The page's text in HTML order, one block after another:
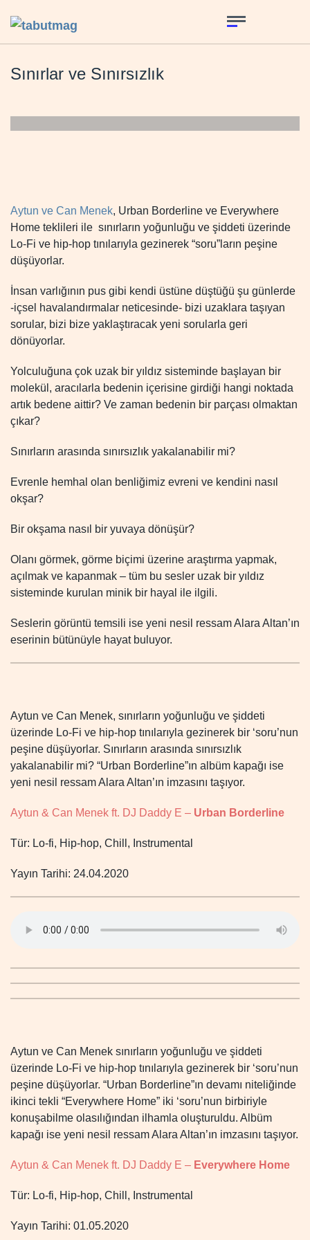
Sınırlar ve Sınırsızlık
Aytun ve Can Menek, Urban Borderline ve Everywhere
Home teklileri ile sınırların yoğunluğu ve şiddeti üzerinde
Lo-Fi ve hip-hop tınılarıyla gezinerek “soru”ların peşine
düşüyorlar.
İnsan varlığının pus gibi kendi üstüne düştüğü şu günlerde
-içsel havalandırmalar neticesinde- bizi uzaklara taşıyan
sorular, bizi bize yaklaştıracak yeni sorularla geri
dönüyorlar.
Yolculuğuna çok uzak bir yıldız sisteminde başlayan bir
molekül, aracılarla bedenin içerisine girdiği hangi noktada
artık bedene aittir? Ve zaman bedenin bir parçası olmaktan
çıkar?
Sınırların arasında sınırsızlık yakalanabilir mi?
Evrenle hemhal olan benliğimiz evreni ve kendini nasıl
okşar?
Bir okşama nasıl bir yuvaya dönüşür?
Olanı görmek, görme biçimi üzerine araştırma yapmak,
açılmak ve kapanmak – tüm bu sesler uzak bir yıldız
sisteminde kurulan minik bir hayal ile ilgili.
Seslerin görüntü temsili ise yeni nesil ressam Alara Altan’ın
eserinin bütünüyle hayat buluyor.
Aytun ve Can Menek, sınırların yoğunluğu ve şiddeti
üzerinde Lo-Fi ve hip-hop tınılarıyla gezinerek bir ‘soru’nun
peşine düşüyorlar. Sınırların arasında sınırsızlık
yakalanabilir mi? “Urban Borderline”ın albüm kapağı ise
yeni nesil ressam Alara Altan’ın imzasını taşıyor.
Aytun & Can Menek ft. DJ Daddy E – Urban Borderline
Tür: Lo-fi, Hip-hop, Chill, Instrumental
Yayın Tarihi: 24.04.2020
Aytun ve Can Menek sınırların yoğunluğu ve şiddeti
üzerinde Lo-Fi ve hip-hop tınılarıyla gezinerek bir ‘soru’nun
peşine düşüyorlar. “Urban Borderline”ın devamı niteliğinde
ikinci tekli “Everywhere Home” iki ‘soru’nun birbiriyle
konuşabilme olasılığından ilhamla oluşturuldu. Albüm
kapağı ise yeni nesil ressam Alara Altan’ın imzasını taşıyor.
Aytun & Can Menek ft. DJ Daddy E – Everywhere Home
Tür: Lo-fi, Hip-hop, Chill, Instrumental
Yayın Tarihi: 01.05.2020